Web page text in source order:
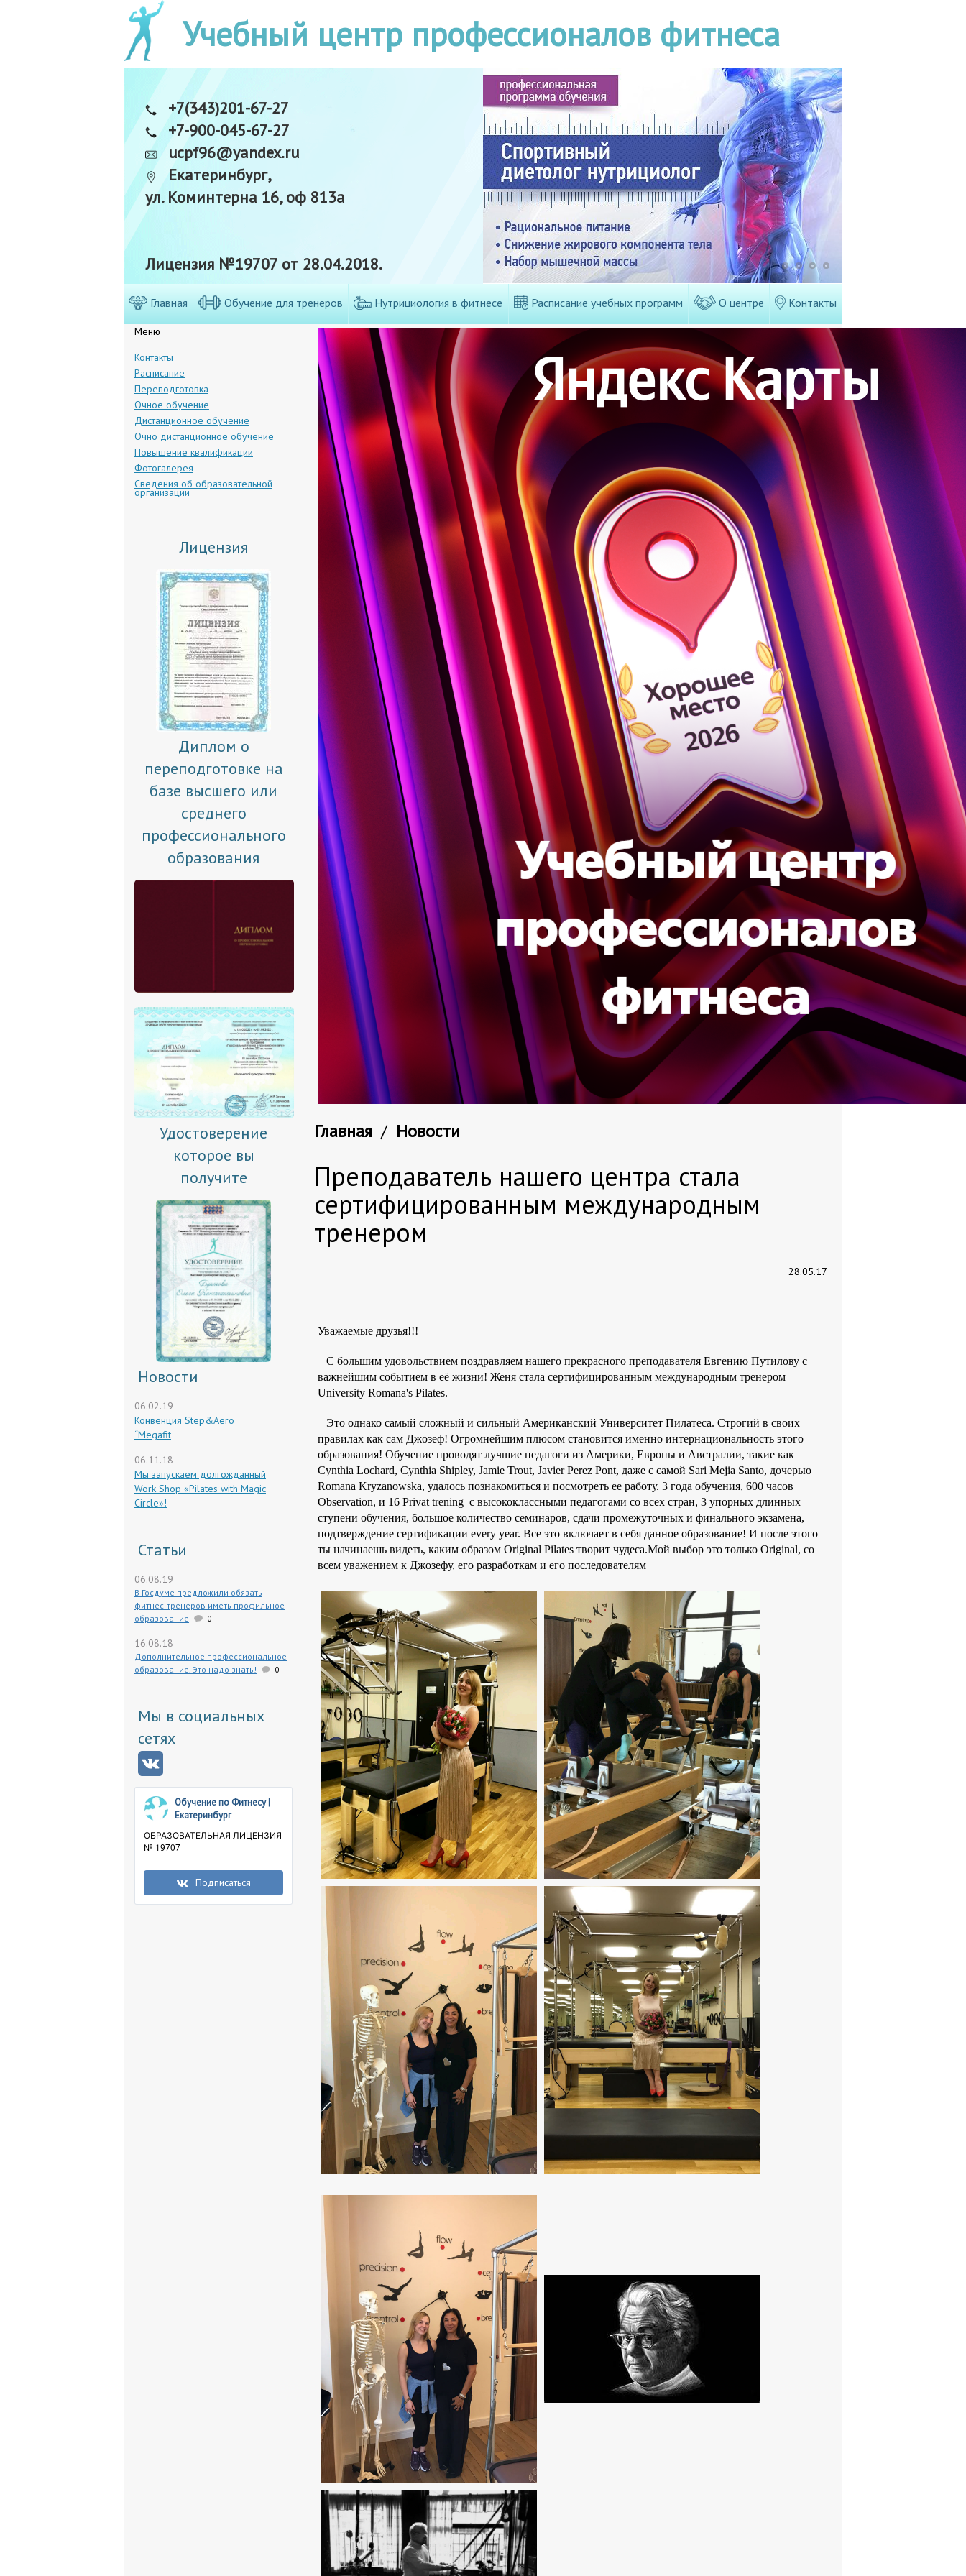
Учебный центр профессионалов фитнеса
+7(343)201-67-27
+7-900-045-67-27
ucpf96@yandex.ru
Екатеринбург,
ул. Коминтерна 16, оф 813а
Лицензия №19707 от 28.04.2018.
Главная Обучение для тренеров Нутрициология в фитнесе Расписание учебных программ О центре Контакты
Меню
Контакты
Расписание
Переподготовка
Очное обучение
Дистанционное обучение
Очно дистанционное обучение
Повышение квалификации
Фотогалерея
Сведения об образова­тельной
организации
Лицензия
Диплом о
переподготовке на
базе высшего или
среднего
профессионального
образования
Удостоверение
которое вы
получите
Новости
06.02.19
Конвенция Step&Aero
“Megafit
06.11.18
Мы запускаем долгожданный
Work Shop «Pilates with Magic
Circle»!
Статьи
06.08.19
В Госдуме предложили обязать
фитнес-тренеров иметь профильное
образование
0
16.08.18
Дополнительное профессиональное
образование. Это надо знать!
0
Мы в социальных
сетях
Обучение по Фитнесу |
Екатеринбург
ОБРАЗОВАТЕЛЬНАЯ ЛИЦЕНЗИЯ
№ 19707
Подписаться
Главная / Новости
Преподаватель нашего центра стала
сертифицированным международным
тренером
28.05.17
Уважаемые друзья!!!
С большим удовольствием поздравляем нашего прекрасного преподавателя Евгению Путилову с
важнейшим событием в её жизни! Женя стала сертифицированным международным тренером
University Romana's Pilates.
Это однако самый сложный и сильный Американский Университет Пилатеса. Строгий в своих
правилах как сам Джозеф! Огромнейшим плюсом становится именно интернациональность этого
образования! Обучение проводят лучшие педагоги из Америки, Европы и Австралии, такие как
Cynthia Lochard, Cynthia Shipley, Jamie Trout, Javier Perez Pont, даже с самой Sari Mejia Santo, дочерью
Romana Kryzanowska, удалось познакомиться и посмотреть ее работу. 3 года обучения, 600 часов
Observation, и 16 Privat trening с высококлассными педагогами со всех стран, 3 упорных длинных
ступени обучения, большое количество семинаров, сдачи промежуточных и финального экзамена,
подтверждение сертификации every year. Все это включает в себя данное образование! И после этого
ты начинаешь видеть, каким образом Original Pilates творит чудеса.Мой выбор это только Original, со
всем уважением к Джозефу, его разработкам и его последователям